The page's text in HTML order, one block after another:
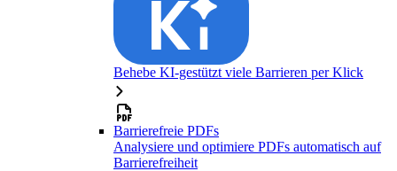
Behebe KI-gestützt viele Barrieren per Klick
Barrierefreie PDFs
Analysiere und optimiere PDFs automatisch auf
Barrierefreiheit